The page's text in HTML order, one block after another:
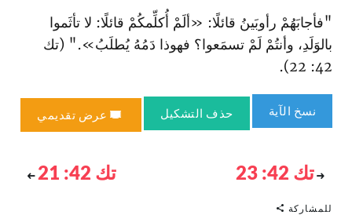
"فأجابَهُمْ رأوبَينُ قائلًا: «ألَمْ أُكلِّمكُمْ قائلًا: لا تأثَموا
بالوَلَدِ، وأنتُمْ لَمْ تسمَعوا؟ فهوذا دَمُهُ يُطلَبُ»." (تك
42: 22).
نسخ الآية حذف التشكيل عرض تقديمي
تك 42: 23 تك 42: 21
للمشاركة